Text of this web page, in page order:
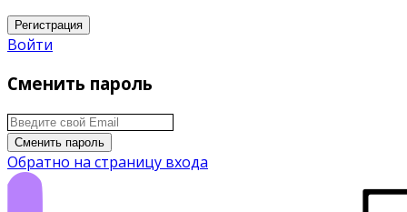
Регистрация
Войти
Сменить пароль
Сменить пароль
Обратно на страницу входа